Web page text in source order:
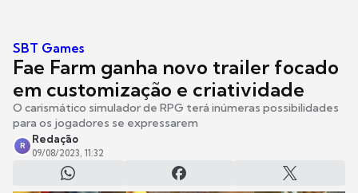
SBT Games
Fae Farm ganha novo trailer focado
em customização e criatividade
O carismático simulador de RPG terá inúmeras possibilidades
para os jogadores se expressarem
R
Redação
09/08/2023, 11:32